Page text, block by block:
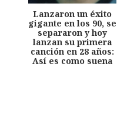
Lanzaron un éxito
gigante en los 90, se
separaron y hoy
lanzan su primera
canción en 28 años:
Así es como suena